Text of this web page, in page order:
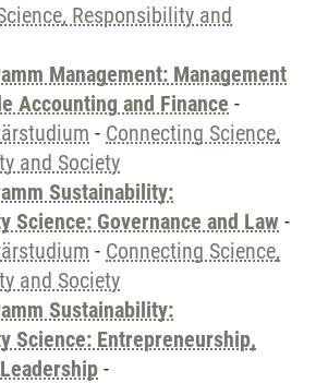
Responsibility and
Management: Management
Accounting and Finance -
- Connecting Science,
and Society
Sustainability:
Science: Governance and Law -
- Connecting Science,
and Society
Sustainability:
Science: Entrepreneurship,
-